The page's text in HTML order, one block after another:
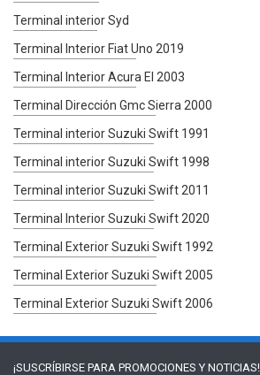
Terminal interior Syd
Terminal Interior Fiat Uno 2019
Terminal Interior Acura El 2003
Terminal Dirección Gmc Sierra 2000
Terminal interior Suzuki Swift 1991
Terminal interior Suzuki Swift 1998
Terminal interior Suzuki Swift 2011
Terminal Interior Suzuki Swift 2020
Terminal Exterior Suzuki Swift 1992
Terminal Exterior Suzuki Swift 2005
Terminal Exterior Suzuki Swift 2006
¡SUSCRÍBIRSE PARA PROMOCIONES Y NOTICIAS!